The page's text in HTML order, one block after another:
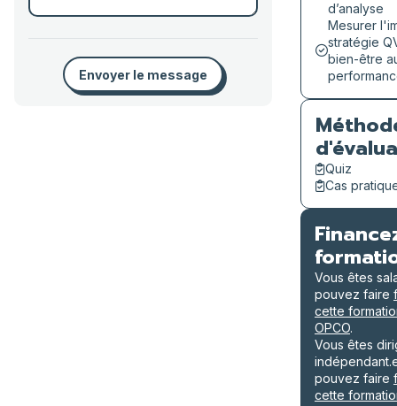
Envoyer le message
d’analyse
Mesurer
stratégie
bien-être
Quiz
Cas
Vous êtes
pouvez faire
cette
OPCO.
Vous êtes
pouvez faire
cette